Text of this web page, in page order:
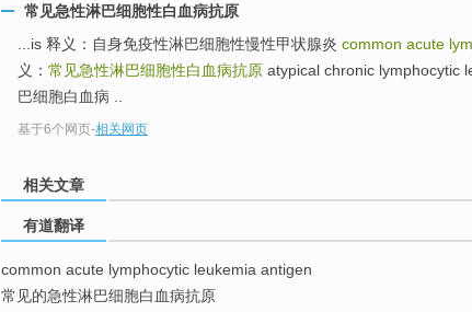
常见急性淋巴细胞性白血病抗原
...is 释义：自身免疫性淋巴细胞性慢性甲状腺炎 common acute
义： 常见急性淋巴细胞性白血病抗原 atypical chronic lymphocytic
巴细胞白血病 ..
基于6个网页-相关网页
相关文章
有道翻译
common acute lymphocytic leukemia antigen
常见的急性淋巴细胞白血病抗原